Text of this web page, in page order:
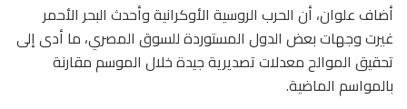
أضاف علوان، أن الحرب الروسية الأوكرانية وأحدث البحر الأحمر
غيرت وجهات بعض الدول المستوردة للسوق المصري، ما أدى إلى
تحقيق الموالح معدلات تصديرية جيدة خلال الموسم مقارنة
بالمواسم الماضية.